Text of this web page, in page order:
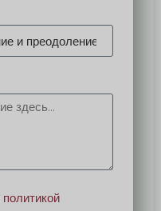
политикой